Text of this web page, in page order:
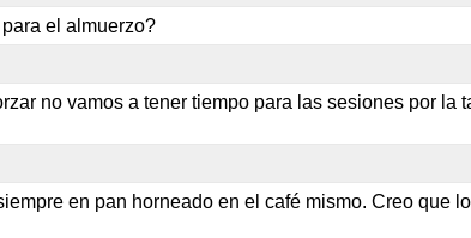
el almuerzo?
no vamos a tener tiempo para las sesiones por la
en pan horneado en el café mismo. Creo que